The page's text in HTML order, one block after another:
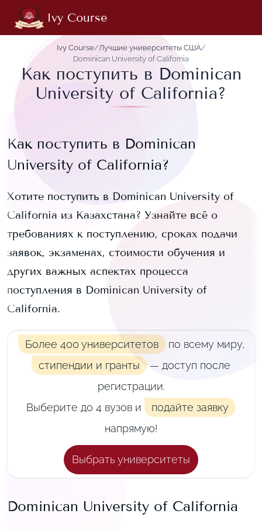
Ivy Course
Ivy Course/Лучшие университеты США/
Dominican University of California
Как поступить в Dominican
University of California?
Как поступить в Dominican
University of California?
Хотите поступить в Dominican University of
California из Казахстана? Узнайте всё о
требованиях к поступлению, сроках подачи
заявок, экзаменах, стоимости обучения и
других важных аспектах процесса
поступления в Dominican University of
California.
Более 400 университетов по всему миру,
стипендии и гранты
— доступ после
регистрации.
Выберите до 4 вузов и
подайте заявку
напрямую!
Выбрать университеты
Dominican University of California